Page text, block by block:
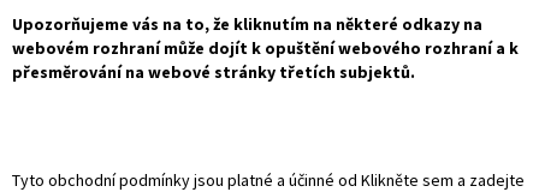
Upozorňujeme vás na to, že kliknutím na některé odkazy na
webovém rozhraní může dojít k opuštění webového rozhraní a k
přesměrování na webové stránky třetích subjektů.
Tyto obchodní podmínky jsou platné a účinné od Klikněte sem a zadejte